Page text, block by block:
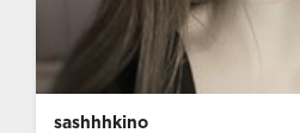
sashhhkino